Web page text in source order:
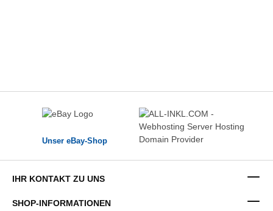
Unser eBay-Shop
IHR KONTAKT ZU UNS
SHOP-INFORMATIONEN